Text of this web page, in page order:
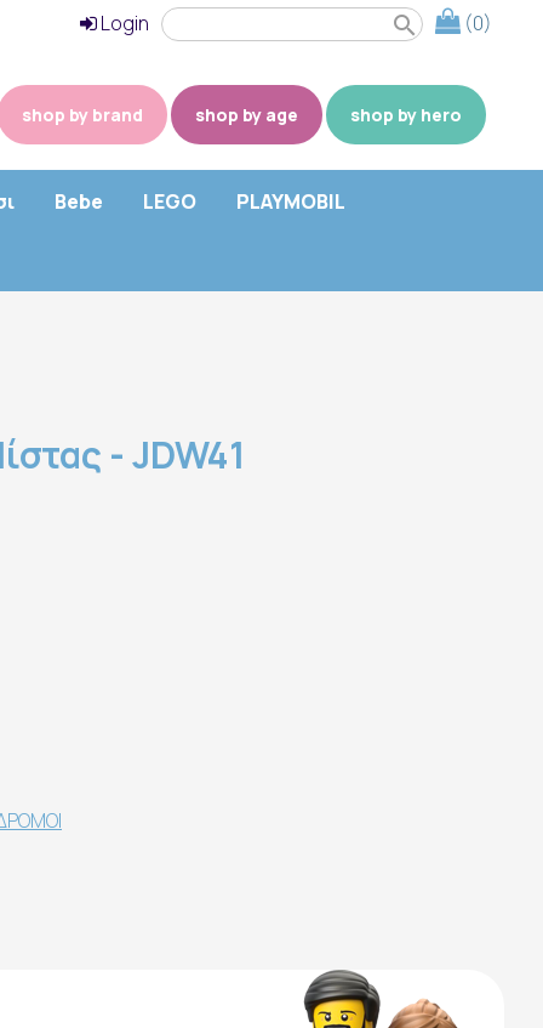
(0)
search
Login
shop by brand shop by age shop by hero
Bebe LEGO PLAYMOBIL
- JDW41